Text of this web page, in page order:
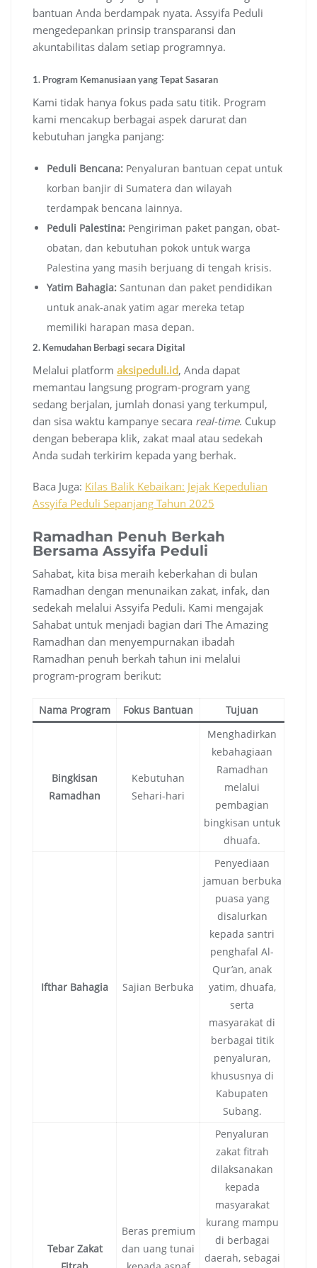
bantuan Anda berdampak nyata. Assyifa Peduli
mengedepankan prinsip transparansi dan
akuntabilitas dalam setiap programnya.
1. Program Kemanusiaan yang Tepat Sasaran
Kami tidak hanya fokus pada satu titik. Program
kami mencakup berbagai aspek darurat dan
kebutuhan jangka panjang:
Peduli Bencana: Penyaluran bantuan cepat untuk
korban banjir di Sumatera dan wilayah
terdampak bencana lainnya.
Peduli Palestina: Pengiriman paket pangan, obat-
obatan, dan kebutuhan pokok untuk warga
Palestina yang masih berjuang di tengah krisis.
Yatim Bahagia: Santunan dan paket pendidikan
untuk anak-anak yatim agar mereka tetap
memiliki harapan masa depan.
2. Kemudahan Berbagi secara Digital
Melalui platform aksipeduli.id, Anda dapat
memantau langsung program-program yang
sedang berjalan, jumlah donasi yang terkumpul,
dan sisa waktu kampanye secara real-time. Cukup
dengan beberapa klik, zakat maal atau sedekah
Anda sudah terkirim kepada yang berhak.
Baca Juga: Kilas Balik Kebaikan: Jejak Kepedulian
Assyifa Peduli Sepanjang Tahun 2025
Ramadhan Penuh Berkah
Bersama Assyifa Peduli
Sahabat, kita bisa meraih keberkahan di bulan
Ramadhan dengan menunaikan zakat, infak, dan
sedekah melalui Assyifa Peduli. Kami mengajak
Sahabat untuk menjadi bagian dari The Amazing
Ramadhan dan menyempurnakan ibadah
Ramadhan penuh berkah tahun ini melalui
program-program berikut:
Nama Program Fokus Bantuan Tujuan
Bingkisan
Ramadhan
Kebutuhan
Sehari-hari
Menghadirkan
kebahagiaan
Ramadhan
melalui
pembagian
bingkisan untuk
dhuafa.
Ifthar Bahagia Sajian Berbuka
Penyediaan
jamuan berbuka
puasa yang
disalurkan
kepada santri
penghafal Al-
Qur’an, anak
yatim, dhuafa,
serta
masyarakat di
berbagai titik
penyaluran,
khususnya di
Kabupaten
Subang.
Tebar Zakat
Beras premium
dan uang tunai
Penyaluran
zakat fitrah
dilaksanakan
kepada
masyarakat
kurang mampu
di berbagai
daerah, sebagai